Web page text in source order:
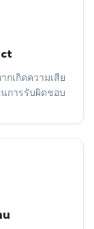
กเกิดความเสีย
การรับผิดชอบ
น